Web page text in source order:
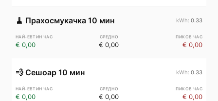
🧹 Прахосмукачка 10 мин 0.33
€ 0,00 € 0,00 € 0,00
💨 Сешоар 10 мин 0.33
€ 0,00 € 0,00 € 0,00